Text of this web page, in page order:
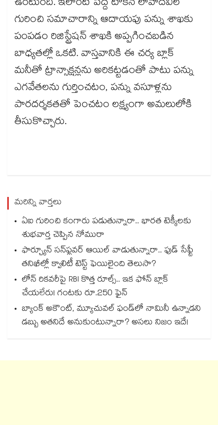
గురించి సమాచారాన్ని ఆదాయపు పన్ను శాఖకు
పంపడం రిజిస్ట్రేషన్ శాఖకి అప్పగించబడిన
బాధ్యతల్లో ఒకటి. వాస్తవానికి ఈ చర్య బ్లాక్
మనీతో ట్రాన్సాక్షన్లను అరికట్టడంతో పాటు పన్ను
ఎగవేతలను గుర్తించటం, పన్ను వసూళ్లను
పారదర్శకతతో పెంచటం లక్ష్యంగా అమలులోకి
తీసుకొచ్చారు.
మరిన్ని వార్తలు
ఏఐ గురించి కంగారు పడుతున్నారా.. భారత టెక్కీలకు
శుభవార్త చెప్పిన నోమురా
ఫార్చ్యూన్ సన్‌ఫ్లవర్ ఆయిల్ వాడుతున్నారా.. ఫుడ్ సేఫ్టీ
తనిఖీల్లో క్వాలిటీ టెస్ట్ ఫెయిలైంది తెలుసా?
లోన్ రికవరీపై RBI కొత్త రూల్స్.. ఇక ఫోన్ బ్లాక్
చేయలేరు! గంటకు రూ.250 ఫైన్
బ్యాంక్ అకౌంట్, మ్యూచువల్ ఫండ్‌లో నామినీ ఉన్నాడని
డబ్బు అతనిదే అనుకుంటున్నారా? అసలు నిజం ఇదే!